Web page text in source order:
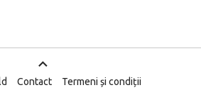
Contact
Termeni și condiții